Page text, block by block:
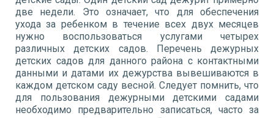
две недели. Это означает, что для обеспечения
ухода за ребенком в течение всех двух месяцев
нужно воспользоваться услугами четырех
различных детских садов. Перечень дежурных
детских садов для данного района с контактными
данными и датами их дежурства вывешиваются в
каждом детском саду весной. Следует помнить, что
для пользования дежурными детскими садами
необходимо предварительно записаться, часто за